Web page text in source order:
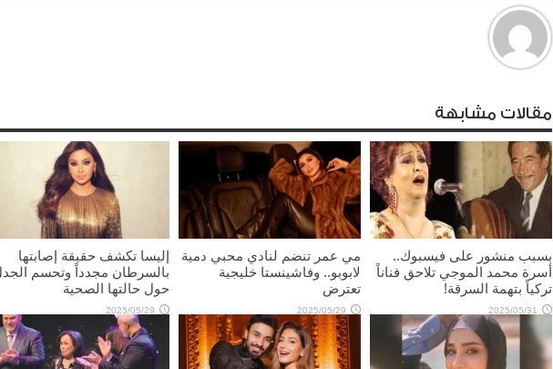
مقالات مشابهة
بسبب منشور على فيسبوك..
أسرة محمد الموجي تلاحق فناناً
تركياً بتهمة السرقة!
2025/05/31
مي عمر تنضم لنادي محبي دمية
لابوبو.. وفاشينستا خليجية
تعترض
2025/05/29
إليسا تكشف حقيقة إصابتها
بالسرطان مجدداً وتحسم
حول حالتها الصحية
2025/05/29